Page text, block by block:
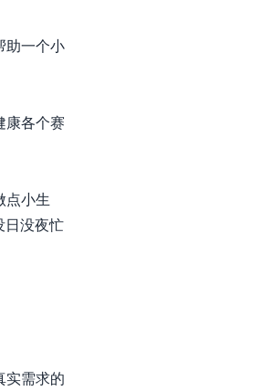
助一个小
康各个赛
点小生
日没夜忙
实需求的